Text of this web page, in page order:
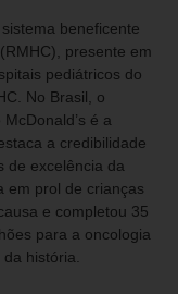
beneficente
presente em
pediátricos do
No Brasil, o
é a
a credibilidade
de excelência da
em prol de crianças
e completou 35
para a oncologia
história.